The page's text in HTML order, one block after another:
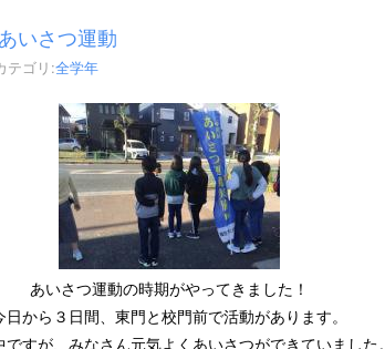
いさつ運動
ゴリ:全学年
あいさつ運動の時期がやってきました！
日から３日間、東門と校門前で活動があります。
すが、みなさん元気よくあいさつができていました。